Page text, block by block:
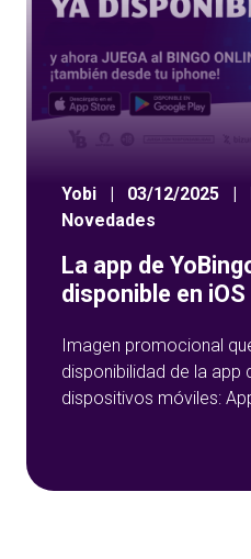
Yobi 03/12/2025
Novedades
La app de
disponible en iOS
Imagen promocional
disponibilidad de la app
dispositivos móviles: